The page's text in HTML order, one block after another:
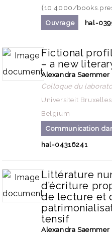
⟨10.4000/
Ouvrage
hal-
Fictional
– a new
Alexandra Saemmer
Colloque du
Universiteit
Belgium
Communication
hal-04316241
Littérature
d’écriture
de lecture et
tensif
Alexandra Saemmer